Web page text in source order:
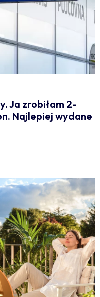
Ja zrobiłam 2-
Najlepiej wydane